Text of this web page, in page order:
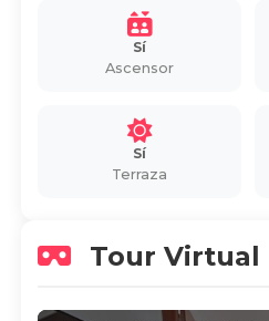
Sí
Ascensor
Sí
Terraza
Tour Virtual